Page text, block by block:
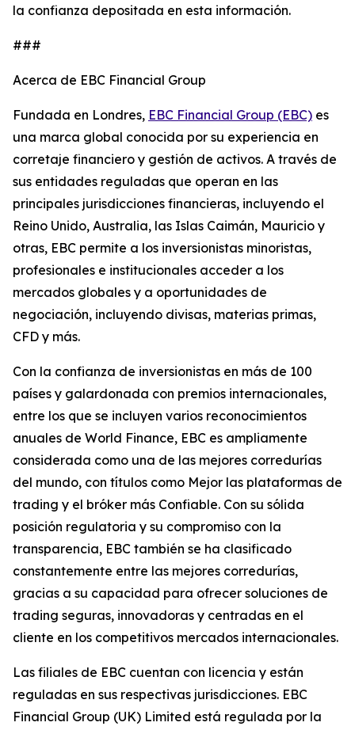
la confianza depositada en esta información.
###
Acerca de EBC Financial Group
Fundada en Londres, EBC Financial Group (EBC) es
una marca global conocida por su experiencia en
corretaje financiero y gestión de activos. A través de
sus entidades reguladas que operan en las
principales jurisdicciones financieras, incluyendo el
Reino Unido, Australia, las Islas Caimán, Mauricio y
otras, EBC permite a los inversionistas minoristas,
profesionales e institucionales acceder a los
mercados globales y a oportunidades de
negociación, incluyendo divisas, materias primas,
CFD y más.
Con la confianza de inversionistas en más de 100
países y galardonada con premios internacionales,
entre los que se incluyen varios reconocimientos
anuales de World Finance, EBC es ampliamente
considerada como una de las mejores corredurías
del mundo, con títulos como Mejor las plataformas de
trading y el bróker más Confiable. Con su sólida
posición regulatoria y su compromiso con la
transparencia, EBC también se ha clasificado
constantemente entre las mejores corredurías,
gracias a su capacidad para ofrecer soluciones de
trading seguras, innovadoras y centradas en el
cliente en los competitivos mercados internacionales.
Las filiales de EBC cuentan con licencia y están
reguladas en sus respectivas jurisdicciones. EBC
Financial Group (UK) Limited está regulada por la